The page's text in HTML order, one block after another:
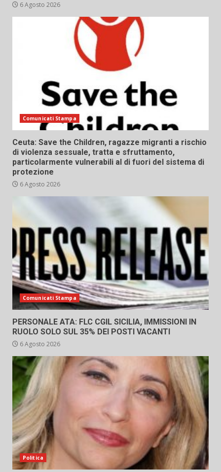
6 Agosto 2026
Comunicati Stampa
Ceuta: Save the Children, ragazze migranti a rischio
di violenza sessuale, tratta e sfruttamento,
particolarmente vulnerabili al di fuori del sistema di
protezione
6 Agosto 2026
Comunicati Stampa
PERSONALE ATA: FLC CGIL SICILIA, IMMISSIONI IN
RUOLO SOLO SUL 35% DEI POSTI VACANTI
6 Agosto 2026
Politica